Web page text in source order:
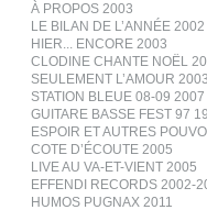
À PROPOS 2003
LE BILAN DE L’ANNÉE
HIER... ENCORE 2003
CLODINE CHANTE NOËL
SEULEMENT L’AMOUR 2003
STATION BLEUE 08-09 2007
GUITARE BASSE FEST 97
ESPOIR ET AUTRES
COTE D’ÉCOUTE 2005
LIVE AU VA-ET-VIENT 2005
EFFENDI RECORDS 2002-
HUMOS PUGNAX 2011